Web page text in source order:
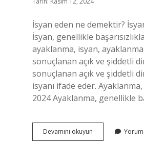
İsyan eden ne demektir?
İsyan, genellikle
ayaklanma, isyan,
sonuçlanan açık ve şiddetli
sonuçlanan açık ve şiddetli
isyanı ifade eder.
2024 Ayaklanma, genellikle
Devamını okuyun
Ediyorsun
Yorum